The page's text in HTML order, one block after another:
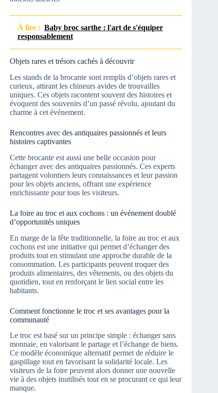
À lire : Baby broc sarthe : l'art de s'équiper
responsablement
Objets rares et trésors cachés à découvrir
Les stands de la brocante sont remplis d’objets rares et
curieux, attirant les chineurs avides de trouvailles
uniques. Ces objets racontent souvent des histoires et
évoquent des souvenirs d’un passé révolu, ajoutant du
charme à cet événement.
Rencontres avec des antiquaires passionnés et leurs
histoires captivantes
Cette brocante est aussi une belle occasion pour
échanger avec des antiquaires passionnés. Ces experts
partagent volontiers leurs connaissances et leur passion
pour les objets anciens, offrant une expérience
enrichissante pour tous les visiteurs.
La foire au troc et aux cochons : un événement doublé
d’opportunités uniques
En marge de la fête traditionnelle, la foire au troc et aux
cochons est une initiative qui permet d’échanger des
produits tout en stimulant une approche durable de la
consommation. Les participants peuvent troquer des
produits alimentaires, des vêtements, ou des objets du
quotidien, tout en renforçant le lien social entre les
habitants.
Comment fonctionne le troc et ses avantages pour la
communauté
Le troc est basé sur un principe simple : échanger sans
monnaie, en valorisant le partage et l’échange de biens.
Ce modèle économique alternatif permet de réduire le
gaspillage tout en favorisant la solidarité locale. Les
visiteurs de la foire peuvent alors donner une nouvelle
vie à des objets inutilisés tout en se procurant ce qui leur
manque.